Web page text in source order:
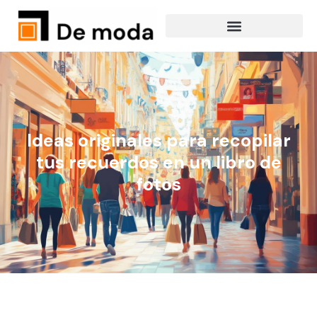
Ideas originales para recopilar
tus recuerdos en un libro de
fotos